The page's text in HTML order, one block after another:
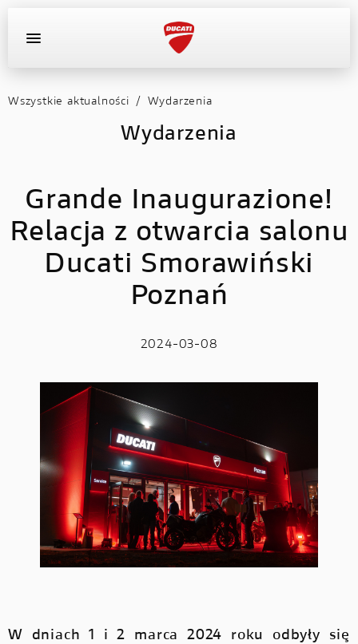
OFERTA DEALERA
MOTOCYKLE
AKTUALNOŚCI
OFERTA DEALERA
KONFIGURATOR
Wszystkie aktualności / Wydarzenia
Wydarzenia
Grande Inaugurazione!
Relacja z otwarcia salonu
Ducati Smorawiński
Poznań
2024-03-08
W dniach 1 i 2 marca 2024 roku odbyły się